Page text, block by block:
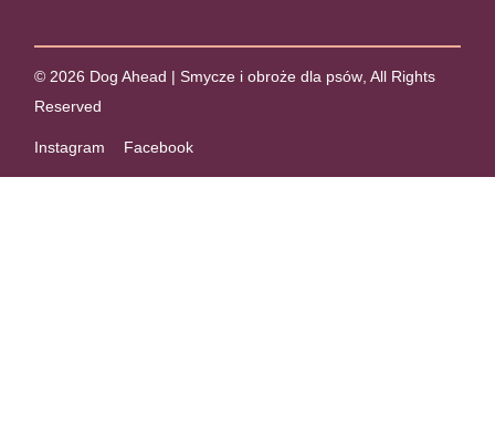
© 2026 Dog Ahead | Smycze i obroże dla psów , All Rights
Reserved
Instagram Facebook